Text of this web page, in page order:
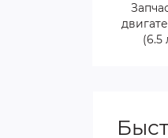
(6.5